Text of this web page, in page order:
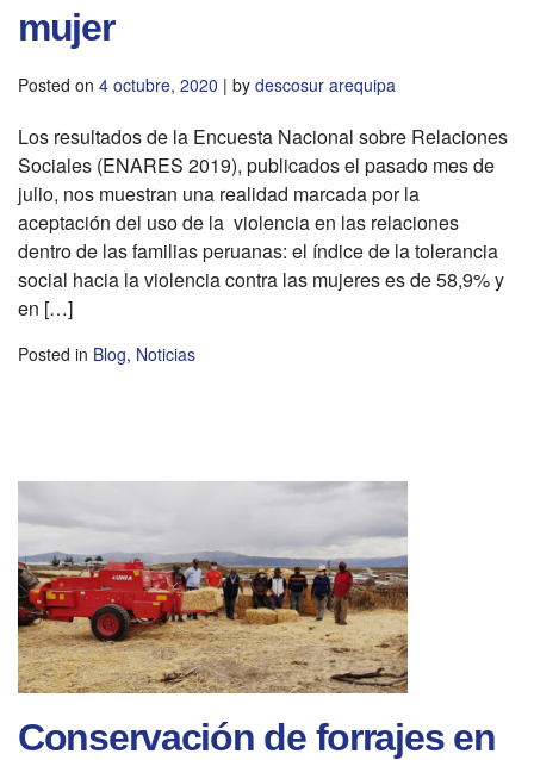
mujer
Posted on 4 octubre, 2020 | by descosur arequipa
Los resultados de la Encuesta Nacional sobre Relaciones
Sociales (ENARES 2019), publicados el pasado mes de
julio, nos muestran una realidad marcada por la
aceptación del uso de la violencia en las relaciones
dentro de las familias peruanas: el índice de la tolerancia
social hacia la violencia contra las mujeres es de 58,9% y
en […]
Posted in Blog, Noticias
Conservación de forrajes en